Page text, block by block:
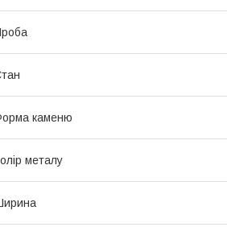
каменю
металу